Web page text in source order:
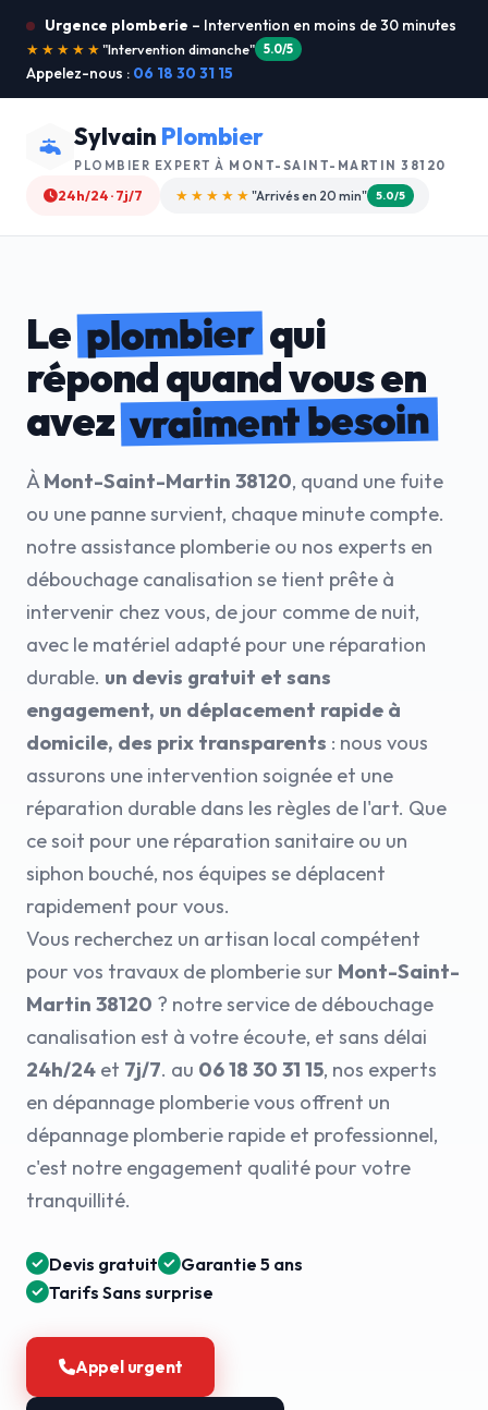
Urgence plomberie – Intervention en moins de 30 minutes
★★★★★"Je recommande !" 4.9/5
Appelez-nous : 06 18 30 31 15
Sylvain Plombier
PLOMBIER EXPERT À MONT-SAINT-MARTIN 38120
24h/24 · 7j/7 ★★★★☆ "Devis gratuit" 4.8/5
Leplombierqui
répond quand vous en
avezvraiment besoin
ÀMont-Saint-Martin 38120, quand une fuite
ou une panne survient, chaque minute compte.
notre assistance plomberie ou nos experts en
débouchage canalisation se tient prête à
intervenir chez vous, de jour comme de nuit,
avec le matériel adapté pour une réparation
durable. un devis gratuit et sans
engagement, un déplacement rapide à
domicile, des prix transparents : nous vous
assurons une intervention soignée et une
réparation durable dans les règles de l'art. Que
ce soit pour une réparation sanitaire ou un
siphon bouché, nos équipes se déplacent
rapidement pour vous.
Vous recherchez un artisan local compétent
pour vos travaux de plomberie sur Mont-Saint-
Martin 38120 ? notre service de débouchage
canalisation est à votre écoute, et sans délai
24h/24 et 7j/7. au 06 18 30 31 15, nos experts
en dépannage plomberie vous offrent un
dépannage plomberie rapide et professionnel,
c'est notre engagement qualité pour votre
tranquillité.
Devis gratuit
Garantie 5 ans
Tarifs Sans surprise
Appel urgent